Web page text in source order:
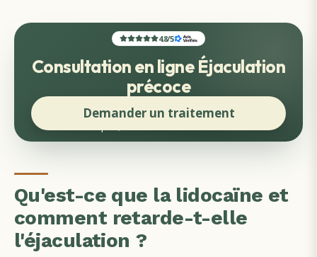
4.8/5
Consultation en ligne Éjaculation
précoce
Demander un traitement
Qu'est-ce que la lidocaïne et
comment retarde-t-elle
l'éjaculation ?